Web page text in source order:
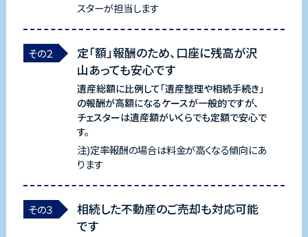
スターが担当します
その２
定「額」報酬のため、口座に残高が沢
山あっても安心です
遺産総額に比例して「遺産整理や相続手続き」
の報酬が高額になるケースが一般的ですが、
チェスターは遺産額がいくらでも定額で安心で
す。
注)定率報酬の場合は料金が高くなる傾向にあ
ります
その３
相続した不動産のご売却も対応可能
です